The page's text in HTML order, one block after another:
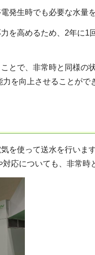
発生時でも必要な水量
を高めるため、2年に1
とで、非常時と同様の
を向上させることがで
を使って送水を行いま
応についても、非常時